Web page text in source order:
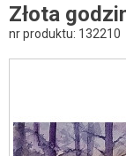
Złota
nr produktu: 132210